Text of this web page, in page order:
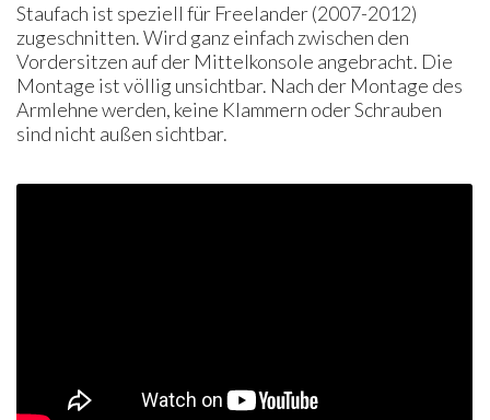
Staufach ist speziell für Freelander (2007-2012)
zugeschnitten. Wird ganz einfach zwischen den
Vordersitzen auf der Mittelkonsole angebracht. Die
Montage ist völlig unsichtbar. Nach der Montage des
Armlehne werden, keine Klammern oder Schrauben
sind nicht außen sichtbar.